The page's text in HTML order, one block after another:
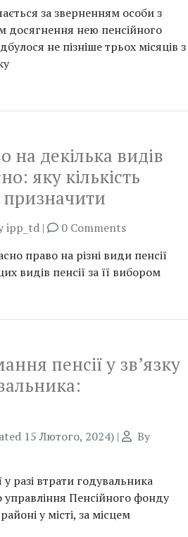
за зверненням особи з
досягнення нею пенсійного
не пізніше трьох місяців з
на декілька видів
яку кількість
ipp_td |
0 Comments
право на різні види пенсії
видів пенсії за її вибором
пенсії у зв’язку
15 Лютого, 2024) |
By
разі втрати годувальника
управління Пенсійного фонду
у місті, за місцем